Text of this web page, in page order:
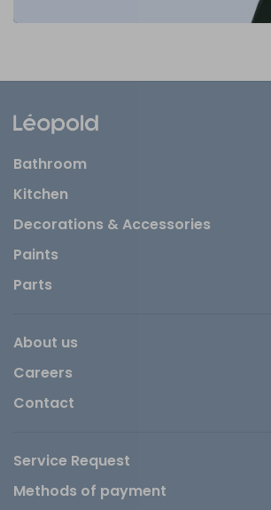
Bathroom
Kitchen
Decorations & Accessories
Paints
Parts
About us
Careers
Contact
Service Request
Methods of payment